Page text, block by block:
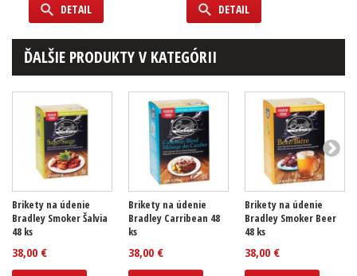
DETAIL DETAIL
ĎALŠIE PRODUKTY V KATEGÓRII
Brikety na údenie
Bradley Smoker Šalvia
48 ks
38,00 €
Brikety na údenie
Bradley Carribean 48
ks
38,00 €
Brikety na údenie
Bradley Smoker Beer
48 ks
38,00 €